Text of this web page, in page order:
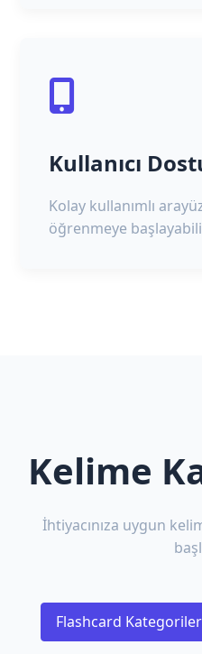
Kullanıcı
Kolay kullanımlı
öğrenmeye
Kelime
İhtiyacınıza uygun
Flashcard